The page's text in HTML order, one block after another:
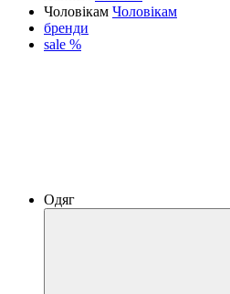
Чоловікам Чоловікам
бренди
sale %
Одяг